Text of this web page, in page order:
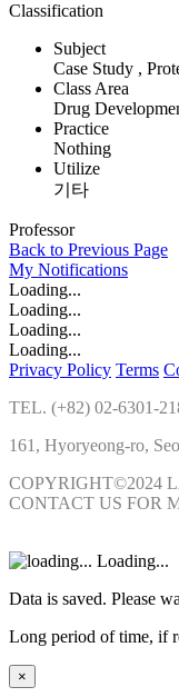
Classification
Subject
Case Study ,
Class Area
Drug
Practice
Nothing
Utilize
기타
Professor
Back to Previous Page
My Notifications
Loading...
Loading...
Loading...
Loading...
Privacy Policy Terms
TEL. (+82) 02-6301-
161, Hyoryeong-ro,
COPYRIGHT©2024
CONTACT US FOR
Loading...
Data is saved. Please
Long period of time, if
×